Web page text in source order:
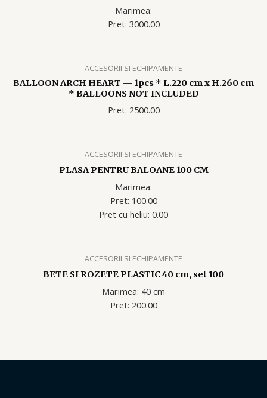
Marimea:
Pret: 3000.00
ACCESORII SI ECHIPAMENTE
BALLOON ARCH HEART — 1pcs * L.220 cm x H.260 cm
* BALLOONS NOT INCLUDED
Pret: 2500.00
ACCESORII SI ECHIPAMENTE
PLASA PENTRU BALOANE 100 CM
Marimea:
Pret: 100.00
Pret cu heliu: 0.00
ACCESORII SI ECHIPAMENTE
BETE SI ROZETE PLASTIC 40 cm, set 100
Marimea: 40 cm
Pret: 200.00